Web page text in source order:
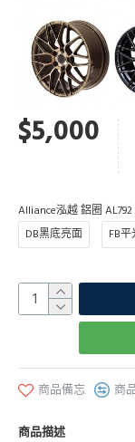
$5,000
Alliance泓越 鋁圈
DB黑底亮面
FB
商品備忘 商
商品描述